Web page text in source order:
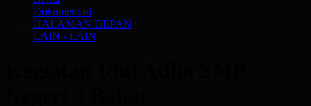
Dokumentasi
HALAMAN DEPAN
LAIN - LAIN